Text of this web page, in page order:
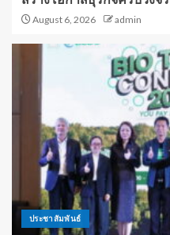
August 6, 2026 admin
ประชาสัมพันธ์